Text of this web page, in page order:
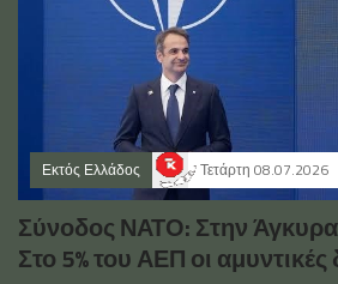
Εκτός Ελλάδος Τετάρτη 08.07.2026
Σύνοδος ΝΑΤΟ: Στην
Στο 5% του ΑΕΠ οι